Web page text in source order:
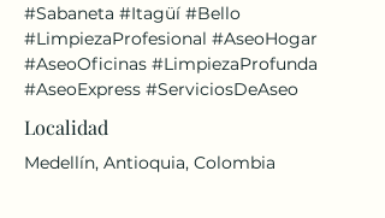
#Sabaneta #Itagüí #Bello
#LimpiezaProfesional #AseoHogar
#AseoOficinas #LimpiezaProfunda
#AseoExpress #ServiciosDeAseo
Localidad
Medellín, Antioquia, Colombia